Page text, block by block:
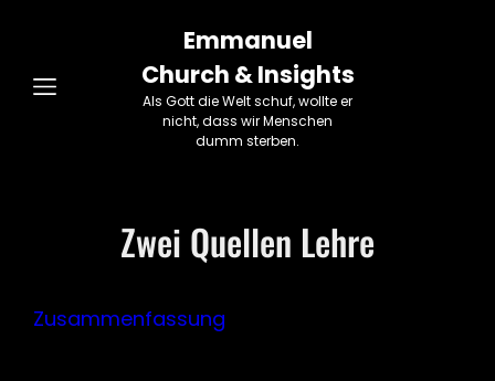
Emmanuel
Church & Insights
Als Gott die Welt schuf, wollte er
nicht, dass wir Menschen
dumm sterben.
Zwei Quellen Lehre
Zusammenfassung